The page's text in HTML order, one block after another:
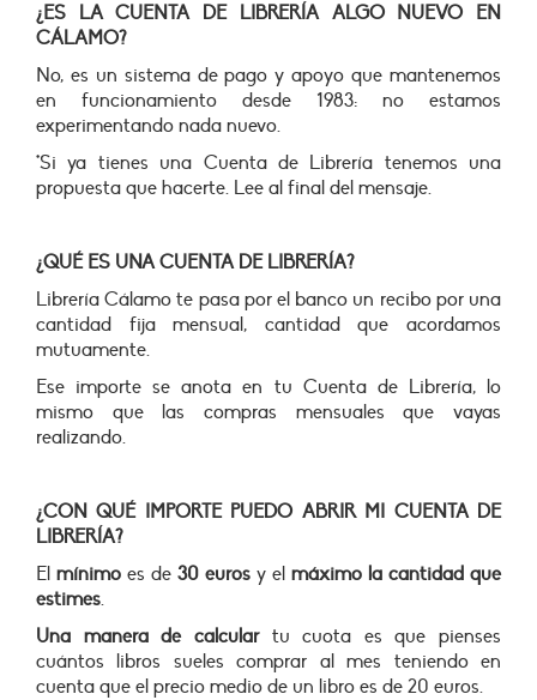
¿ES LA CUENTA DE LIBRERÍA ALGO NUEVO EN
CÁLAMO?
No, es un sistema de pago y apoyo que mantenemos
en funcionamiento desde 1983: no estamos
experimentando nada nuevo.
*Si ya tienes una Cuenta de Librería tenemos una
propuesta que hacerte. Lee al final del mensaje.
¿QUÉ ES UNA CUENTA DE LIBRERÍA?
Librería Cálamo te pasa por el banco un recibo por una
cantidad fija mensual, cantidad que acordamos
mutuamente.
Ese importe se anota en tu Cuenta de Librería, lo
mismo que las compras mensuales que vayas
realizando.
¿CON QUÉ IMPORTE PUEDO ABRIR MI CUENTA DE
LIBRERÍA?
El mínimo es de 30 euros y el máximo la cantidad que
estimes.
Una manera de calculartu cuota es que pienses
cuántos libros sueles comprar al mes teniendo en
cuenta que el precio medio de un libro es de 20 euros.